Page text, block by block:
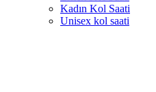
Kadın Kol Saati
Unisex kol saati